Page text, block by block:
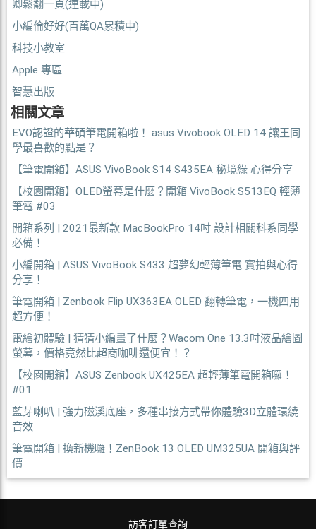
卿鬆翻一頁(連載中)
小編倫好好(百萬QA累積中)
科技小教室
Apple 專區
智慧出版
相關文章
EVO認證的華碩筆電開箱啦！ asus Vivobook OLED 14 讓王同
學最喜歡的點是？
【筆電開箱】ASUS VivoBook S14 S435EA 秘境綠 心得分享
【校園開箱】OLED螢幕是什麼？開箱 VivoBook S513EQ 輕薄
筆電 #03
開箱系列 | 2021最新款 MacBookPro 14吋 設計相關科系同學
必備！
小編開箱 | ASUS VivoBook S433 超夢幻輕薄筆電 實拍與心得
分享！
筆電開箱 | Zenbook Flip UX363EA OLED 翻轉筆電，一機四用
超方便！
電繪初體驗 | 猜猜小編畫了什麼？Wacom One 13.3吋液晶繪圖
螢幕，價格竟然比超商咖啡還便宜！？
【校園開箱】ASUS Zenbook UX425EA 超輕薄筆電開箱囉！
#01
藍芽喇叭 | 強力磁溪底座，多種串接方式帶你體驗3D立體環繞
音效
筆電開箱 | 換新機囉！ZenBook 13 OLED UM325UA 開箱與評
價
訪客訂單查詢